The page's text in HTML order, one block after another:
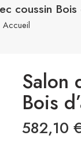
coussin Bois
Accueil
Salon
Bois
582,10 €